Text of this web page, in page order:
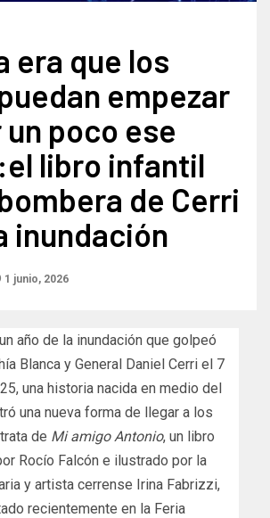
era que los
empezar
poco ese
libro infantil
de Cerri
inundación​
1 junio, 2026
año de la inundación que golpeó
Blanca y General Daniel Cerri el 7
una historia nacida en medio del
una nueva forma de llegar a los
de Mi amigo Antonio, un libro
Rocío Falcón e ilustrado por la
y artista cerrense Irina Fabrizzi,
recientemente en la Feria